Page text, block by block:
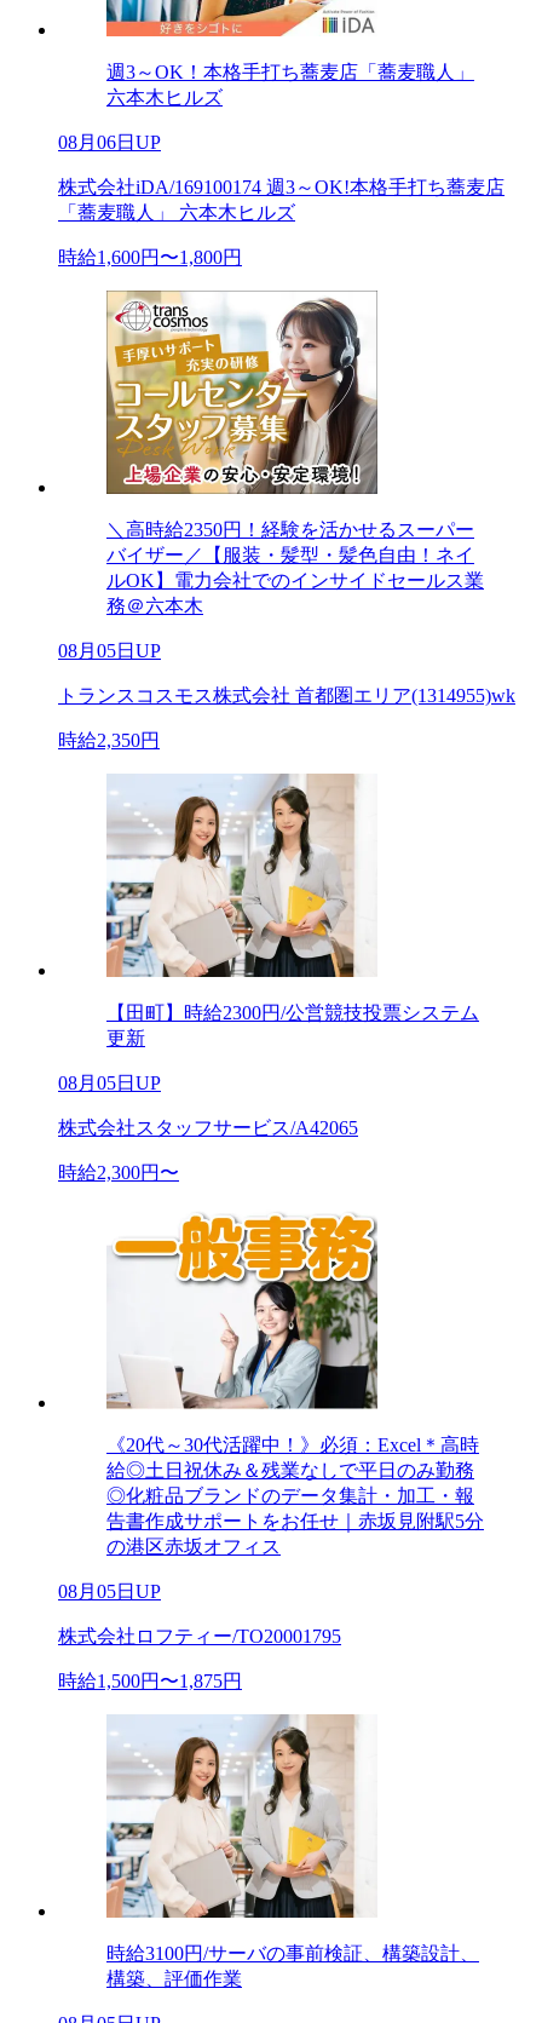
週3～OK！本格手打ち蕎麦店「蕎麦職人」
六本木ヒルズ
08月06日UP
株式会社iDA/169100174 週3～OK!本格手打ち蕎麦店
「蕎麦職人」 六本木ヒルズ
時給1,600円〜1,800円
＼高時給2350円！経験を活かせるスーパー
バイザー／【服装・髪型・髪色自由！ネイ
ルOK】電力会社でのインサイドセールス業
務＠六本木
08月05日UP
トランスコスモス株式会社 首都圏エリア(1314955)wk
時給2,350円
【田町】時給2300円/公営競技投票システム
更新
08月05日UP
株式会社スタッフサービス/A42065
時給2,300円〜
《20代～30代活躍中！》必須：Excel＊高時
給◎土日祝休み＆残業なしで平日のみ勤務
◎化粧品ブランドのデータ集計・加工・報
告書作成サポートをお任せ｜赤坂見附駅5分
の港区赤坂オフィス
08月05日UP
株式会社ロフティー/TO20001795
時給1,500円〜1,875円
時給3100円/サーバの事前検証、構築設計、
構築、評価作業